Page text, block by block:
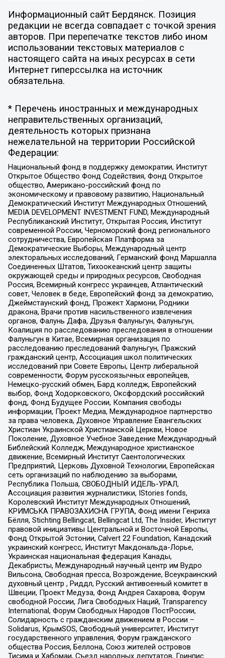
Информационный сайт Бердянск. Позиция
редакции не всегда совпадает с точкой зрения
авторов. При перепечатке текстов либо ином
использовании текстовых материалов с
настоящего сайта на иных ресурсах в сети
Интернет гиперссылка на источник
обязательна.
* Перечень иностранных и международных
неправительственных организаций,
деятельность которых признана
нежелательной на территории Российской
Федерации:
Национальный фонд в поддержку демократии, Институт
Открытое Общество Фонд Содействия, Фонд Открытое
общество, Американо-российский фонд по
экономическому и правовому развитию, Национальный
Демократический Институт Международных Отношений,
MEDIA DEVELOPMENT INVESTMENT FUND, Международный
Республиканский Институт, Открытая Россия, Институт
современной России, Черноморский фонд регионального
сотрудничества, Европейская Платформа за
Демократические Выборы, Международный центр
электоральных исследований, Германский фонд Маршалла
Соединенных Штатов, Тихоокеанский центр защиты
окружающей среды и природных ресурсов, Свободная
Россия, Всемирный конгресс украинцев, Атлантический
совет, Человек в беде, Европейский фонд за демократию,
Джеймстаунский фонд, Прожект Хармони, Родники
дракона, Врачи против насильственного извлечения
органов, Фалунь Дафа, Друзья Фалуньгун, Фалуньгун,
Коалиция по расследованию преследования в отношении
Фалуньгун в Китае, Всемирная организация по
расследованию преследований Фалуньгун, Пражский
гражданский центр, Ассоциация школ политических
исследований при Совете Европы, Центр либеральной
современности, Форум русскоязычных европейцев,
Немецко-русский обмен, Бард колледж, Европейский
выбор, Фонд Ходорковского, Оксфордский российский
фонд, Фонд Будущее России, Компания свободы
информации, Проект Медиа, Международное партнерство
за права человека, Духовное Управление Евангельских
Христиан Украинской Христианской Церкви, Новое
Поколение, Духовное Учебное Заведение Международный
Библейский Колледж, Международное христианское
движение, Всемирный Институт Саентологических
Предприятий, Церковь Духовной Технологии, Европейская
сеть организаций по наблюдению за выборами,
Республика Польша, СВОБОДНЫЙ ИДЕЛЬ-УРАЛ,
Ассоциация развития журналистики, IStories fonds,
Королевский Институт Международных Отношений,
КРИМСЬКА ПРАВОЗАХИСНА ГРУПА, Фонд имени Генриха
Бёлля, Stichting Bellingcat, Bellingcat Ltd, The Insider, Институт
правовой инициативы Центральной и Восточной Европы,
Фонд Открытой Эстонии, Calvert 22 Foundation, Канадский
украинский конгресс, Институт Макдональда-Лорье,
Украинская национальная федерация Канады,
Декабристы, Международный научный центр им Вудро
Вильсона, Свободная пресса, Возрождение, Всеукраинский
духовный центр , Риддл, Русский антивоенный комитет в
Швеции, Проект Медуза, Фонд Андрея Сахарова, Форум
свободной России, Лига Свободных Наций, Transparеncy
International, Форум Свободных Народов ПостРоссии,
Солидарность с гражданским движением в России –
Solidarus, КрымSOS, Свободный университет, Институт
государственного управления, Форум гражданского
общества Россия, Беллона, Союз жителей островов
Тисима и Хабомаи, Съезд народных депутатов, Гринпис